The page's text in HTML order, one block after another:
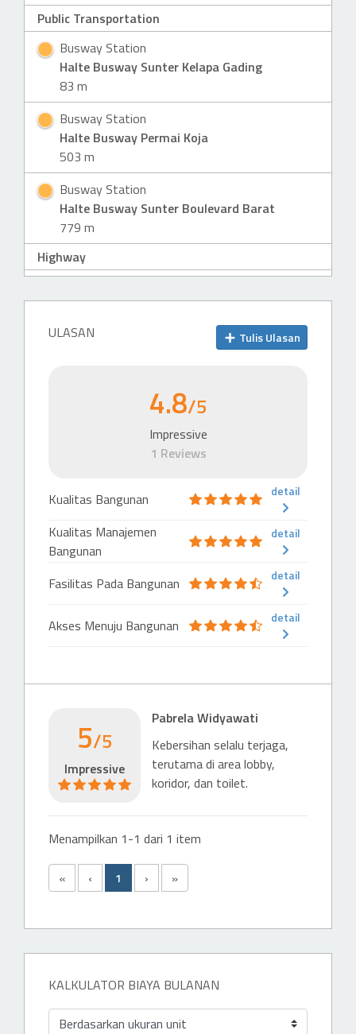
Public Transportation
Busway Station
Halte Busway Sunter Kelapa Gading
83 m
Busway Station
Halte Busway Permai Koja
503 m
Busway Station
Halte Busway Sunter Boulevard Barat
779 m
Highway
Gerbang Tol Sunter Podomoro
659 m
Mall Artha Gading
951 m
BS
ULASAN Tulis Ulasan
4.8/5
Impressive
1 Reviews
Kualitas Bangunan detail
Kualitas Manajemen
Bangunan
detail
Fasilitas Pada Bangunan detail
Akses Menuju Bangunan detail
5/5
Impressive
Pabrela Widyawati
Kebersihan selalu terjaga,
terutama di area lobby,
koridor, dan toilet.
Menampilkan 1-1 dari 1 item
« ‹ 1 › »
KALKULATOR BIAYA BULANAN